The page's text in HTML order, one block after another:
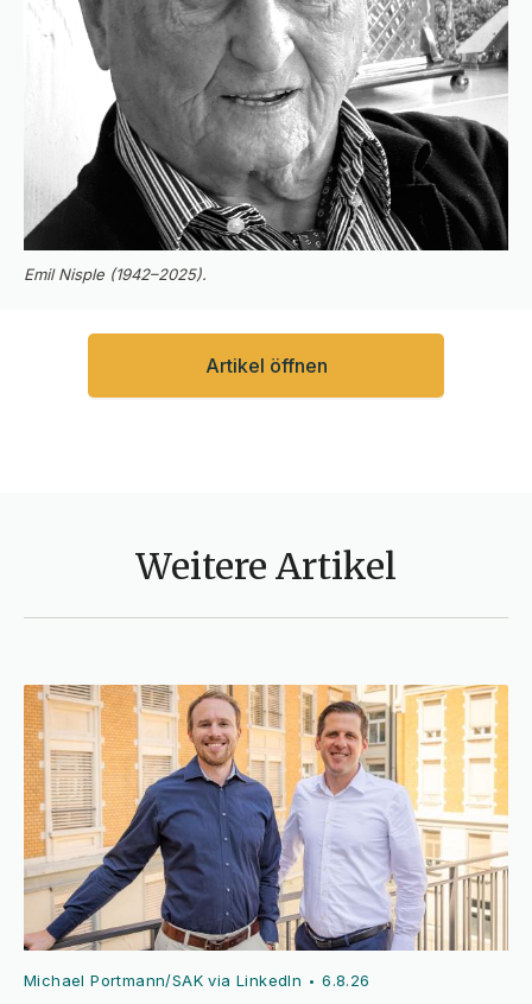
Emil Nisple (1942–2025).
Artikel öffnen
Weitere Artikel
Michael Portmann/SAK via LinkedIn •6.8.26